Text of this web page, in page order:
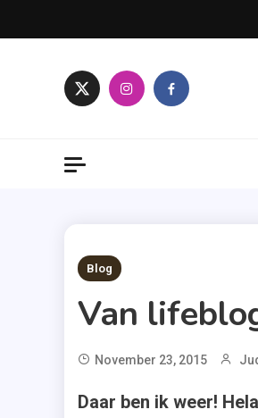
to
2 MINS READ
Blog
Van
November 23, 2015
Daar ben ik weer!